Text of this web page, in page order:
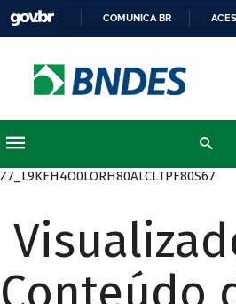
COMUNICA BR
Z7_L9KEH4O0LORH80ALCLTPF80S67
Conteúdo